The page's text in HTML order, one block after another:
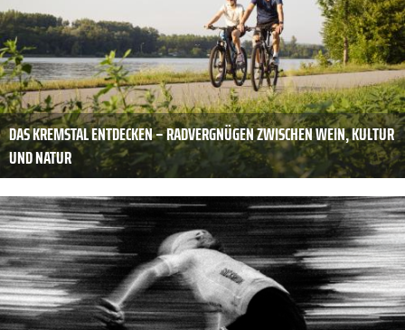
DAS KREMSTAL ENTDECKEN – RADVERGNÜGEN ZWISCHEN WEIN, KULTUR
UND NATUR